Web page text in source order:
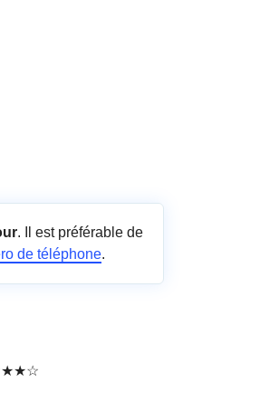
. Il est préférable de
de téléphone.